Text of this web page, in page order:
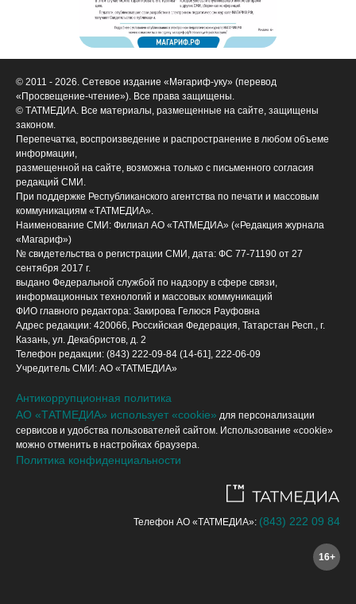
© 2011 - 2026. Сетевое издание «Мәгариф-уку» (перевод
«Просвещение-чтение»). Все права защищены.
© ТАТМЕДИА. Все материалы, размещенные на сайте, защищены
законом.
Перепечатка, воспроизведение и распространение в любом объеме
информации,
размещенной на сайте, возможна только с письменного согласия
редакций СМИ.
При поддержке Республиканского агентства по печати и массовым
коммуникациям «ТАТМЕДИА».
Наименование СМИ: Филиал АО «ТАТМЕДИА» («Редакция журнала
«Магариф»)
№ свидетельства о регистрации СМИ, дата: ФС 77-71190 от 27
сентября 2017 г.
выдано Федеральной службой по надзору в сфере связи,
информационных технологий и массовых коммуникаций
ФИО главного редактора: Закирова Гелюся Рауфовна
Адрес редакции: 420066, Российская Федерация, Татарстан Респ., г.
Казань, ул. Декабристов, д. 2
Телефон редакции: (843) 222-09-84 (14-61], 222-06-09
Учредитель СМИ: АО «ТАТМЕДИА»
Антикоррупционная политика
АО «ТАТМЕДИА» использует «cookie» для персонализации
сервисов и удобства пользователей сайтом. Использование «cookie»
можно отменить в настройках браузера.
Политика конфиденциальности
Телефон АО «ТАТМЕДИА»: (843) 222 09 84
16+